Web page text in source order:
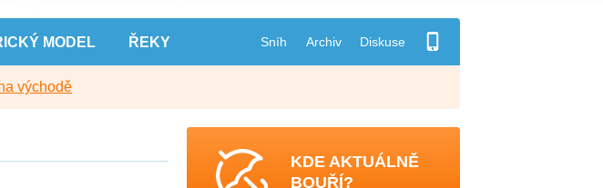
MODEL ŘEKY Sníh Archiv Diskuse
východě
KDE AKTUÁLNĚ
BOUŘÍ?